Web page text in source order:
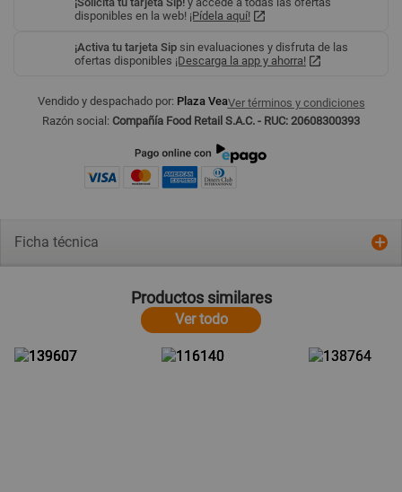
disponibles en la web! ¡Pídela aquí!
¡Activa tu tarjeta Sip sin evaluaciones y disfruta de las
ofertas disponibles ¡Descarga la app y ahorra!
Vendido y despachado por: Plaza VeaVer términos y condiciones
Razón social: Compañía Food Retail S.A.C. - RUC: 20608300393
Ficha técnica
Productos similares
Ver todo